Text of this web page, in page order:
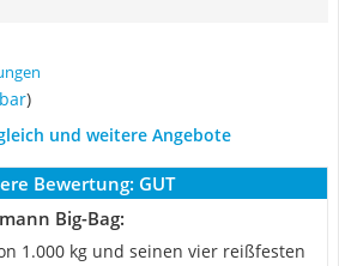
)
und weitere Angebote
Bewertung: GUT
Big-Bag:
1.000 kg und seinen vier reißfesten